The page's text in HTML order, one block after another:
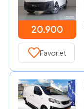
20.900
Favoriet